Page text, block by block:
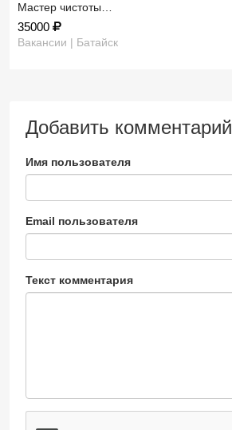
Мастер чистоты…
35000
Вакансии | Батайск
Добавить комментарий
Имя пользователя
Email пользователя
Текст комментария